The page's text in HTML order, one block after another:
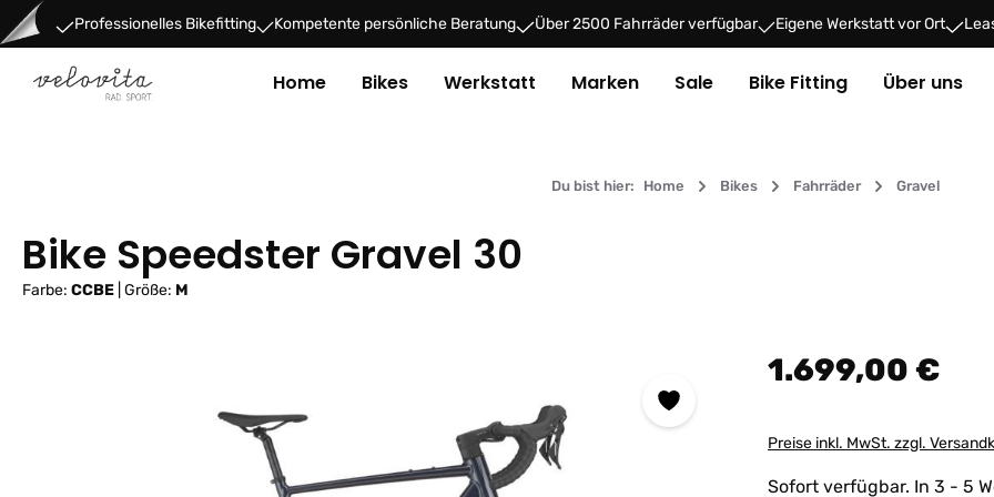
Hauptinhalt springen
Zur Hauptnavigation springen
Professionelles Bikefitting Kompetente persönliche Beratung Über 2500 Fahrräder verfügbar Eigene Werkstatt vor Ort
Home Bikes Werkstatt Marken Sale Bike Fitting Über uns
Du bist hier: Home Bikes Fahrräder Gravel
Bike Speedster Gravel 30
Farbe: CCBE Größe: M
Regulärer Preis:
1.699,00 €
Preise inkl. MwSt. zzgl.
Sofort verfügbar. In 3 - 5